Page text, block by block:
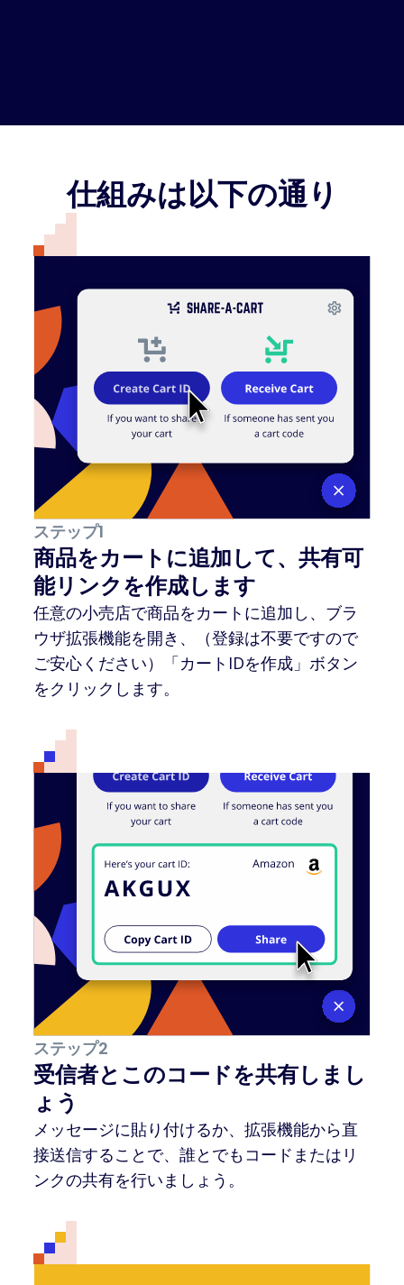
仕組みは以下の通り
ステップ1
商品をカートに追加して、共有可
能リンクを作成します
任意の小売店で商品をカートに追加し、ブラ
ウザ拡張機能を開き、（登録は不要ですので
ご安心ください）「カートIDを作成」ボタン
をクリックします。
ステップ2
受信者とこのコードを共有しまし
ょう
メッセージに貼り付けるか、拡張機能から直
接送信することで、誰とでもコードまたはリ
ンクの共有を行いましょう。